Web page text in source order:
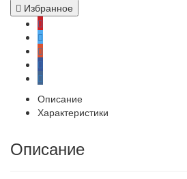
Избранное
Описание
Характеристики
Описание